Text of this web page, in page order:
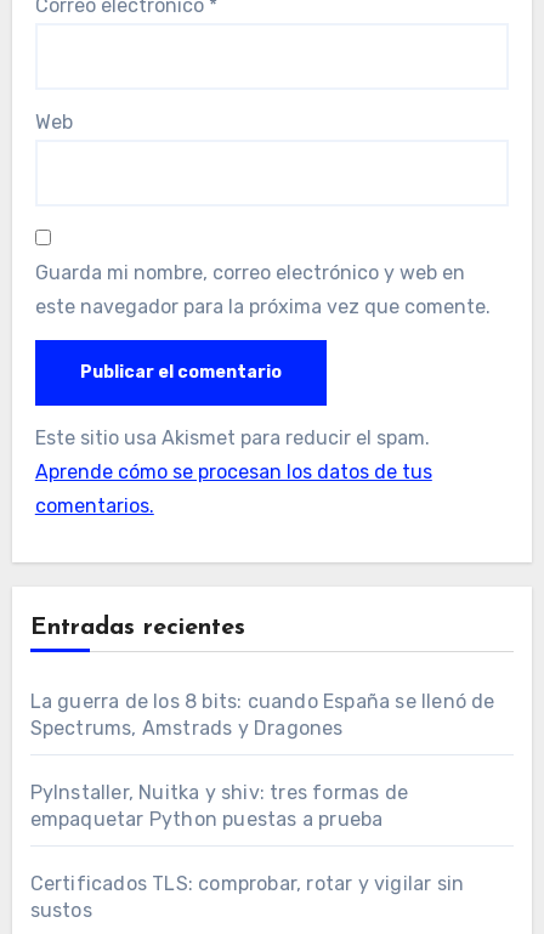
Correo electrónico *
Web
Guarda mi nombre, correo electrónico y web en
este navegador para la próxima vez que comente.
Este sitio usa Akismet para reducir el spam.
Aprende cómo se procesan los datos de tus
comentarios.
Entradas recientes
La guerra de los 8 bits: cuando España se llenó de
Spectrums, Amstrads y Dragones
PyInstaller, Nuitka y shiv: tres formas de
empaquetar Python puestas a prueba
Certificados TLS: comprobar, rotar y vigilar sin
sustos